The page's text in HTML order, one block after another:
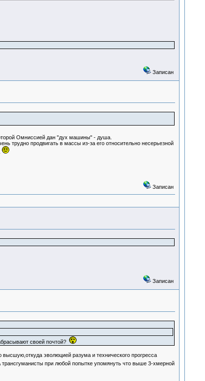
Записан
Омниссией дан "дух машины" - душа.
трудно продвигать в массы из-за его относительно несерьезной
Записан
Записан
своей почтой?
эволюцией разума и технического прогресса
при любой попытке упомянуть что выше 3-хмерной